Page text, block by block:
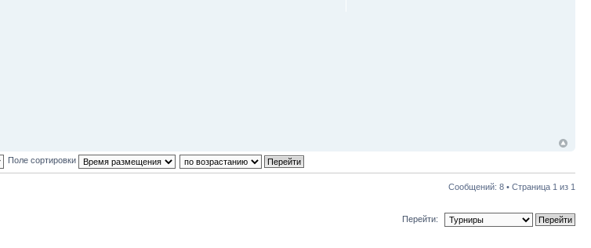
Поле сортировки
Сообщений: 8 • Страница 1 из 1
Перейти: